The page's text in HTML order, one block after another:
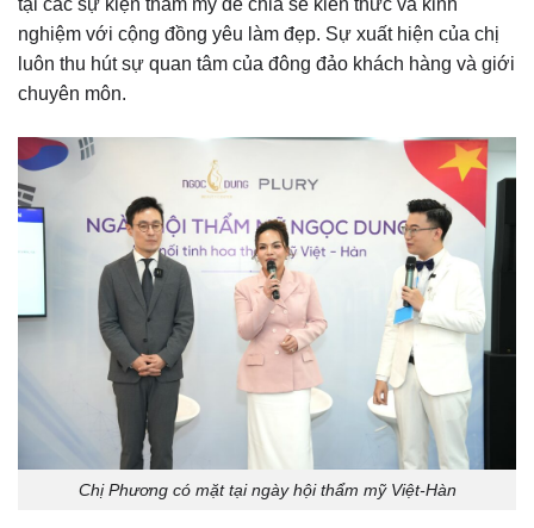
tại các sự kiện thẩm mỹ để chia sẻ kiến thức và kinh
nghiệm với cộng đồng yêu làm đẹp. Sự xuất hiện của chị
luôn thu hút sự quan tâm của đông đảo khách hàng và giới
chuyên môn.​
Chị Phương có mặt tại ngày hội thẩm mỹ Việt-Hàn